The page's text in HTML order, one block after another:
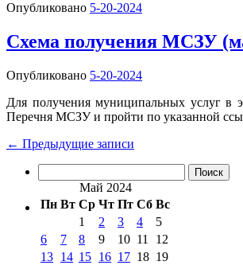
Опубликовано 5-20-2024
Схема получения МСЗУ
Опубликовано 5-20-2024
Для получения муниципальных услуг в
Перечня МСЗУ и пройти по указанной
← Предыдущие записи
Май 2024
Пн Вт Ср Чт Пт Сб Вс
1
2 3 4
5
6
7 8 9 10 11
12
13 14 15 16 17 18 19